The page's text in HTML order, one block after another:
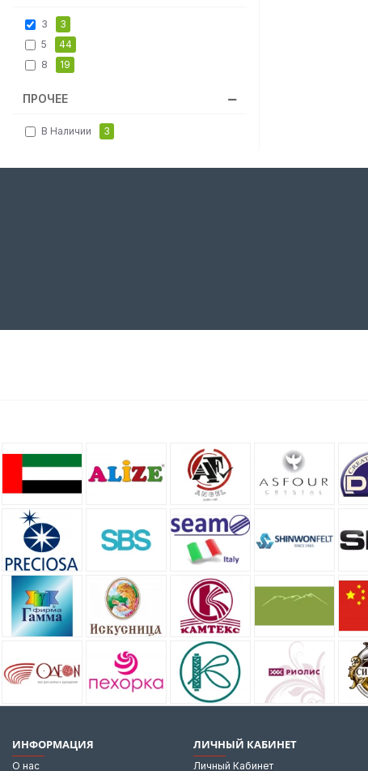
3
3
5
44
8
19
ПРОЧЕЕ
В Наличии 3
ИНФОРМАЦИЯ
О нас
ЛИЧНЫЙ КАБИНЕТ
Личный Кабинет